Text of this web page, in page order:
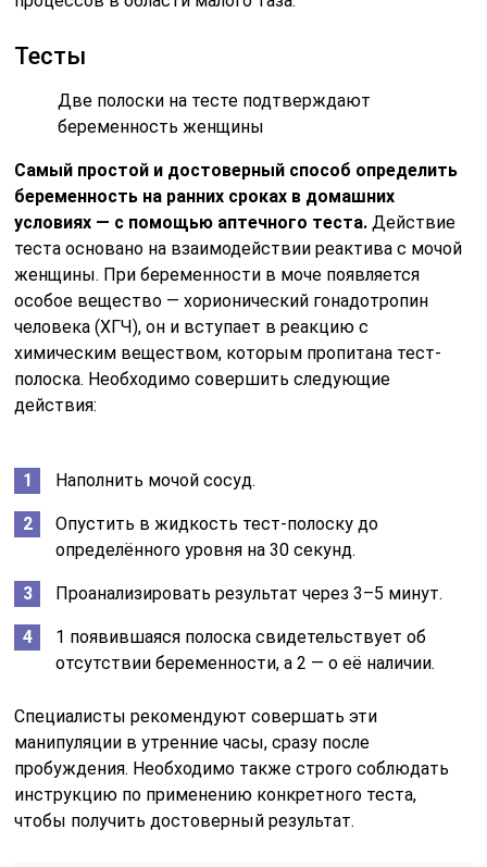
Тесты
Две полоски на тесте подтверждают
беременность женщины
Самый простой и достоверный способ определить
беременность на ранних сроках в домашних
условиях — с помощью аптечного теста. Действие
теста основано на взаимодействии реактива с мочой
женщины. При беременности в моче появляется
особое вещество — хорионический гонадотропин
человека (ХГЧ), он и вступает в реакцию с
химическим веществом, которым пропитана тест-
полоска. Необходимо совершить следующие
действия:
Наполнить мочой сосуд.
Опустить в жидкость тест-полоску до
определённого уровня на 30 секунд.
Проанализировать результат через 3–5 минут.
1 появившаяся полоска свидетельствует об
отсутствии беременности, а 2 — о её наличии.
Специалисты рекомендуют совершать эти
манипуляции в утренние часы, сразу после
пробуждения. Необходимо также строго соблюдать
инструкцию по применению конкретного теста,
чтобы получить достоверный результат.